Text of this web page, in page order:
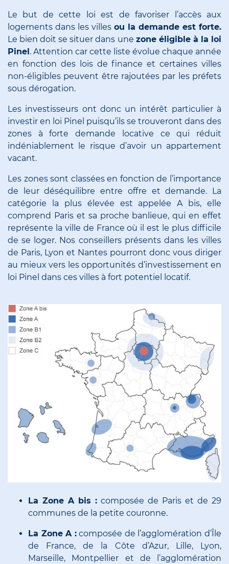
Le but de cette loi est de favoriser l’accès aux
logements dans les villes ou la demande est forte.
Le bien doit se situer dans une zone éligible à la loi
Pinel . Attention car cette liste évolue chaque année
en fonction des lois de finance et certaines villes
non-éligibles peuvent être rajoutées par les préfets
sous dérogation.
Les investisseurs ont donc un intérêt particulier à
investir en loi Pinel puisqu’ils se trouveront dans des
zones à forte demande locative ce qui réduit
indéniablement le risque d’avoir un appartement
vacant.
Les zones sont classées en fonction de l’importance
de leur déséquilibre entre offre et demande. La
catégorie la plus élevée est appelée A bis, elle
comprend Paris et sa proche banlieue, qui en effet
représente la ville de France où il est le plus difficile
de se loger. Nos conseillersprésents dans les villes
de Paris, Lyon et Nantes pourront donc vous diriger
au mieux vers les opportunités d’investissement en
loi Pinel dans ces villes à fort potentiel locatif.
La Zone A bis : composée de Paris et de 29
communes de la petite couronne.
La Zone A:composée de l’agglomération d’Île
de France, de la Côte d’Azur, Lille, Lyon,
Marseille, Montpellier et de l’agglomération